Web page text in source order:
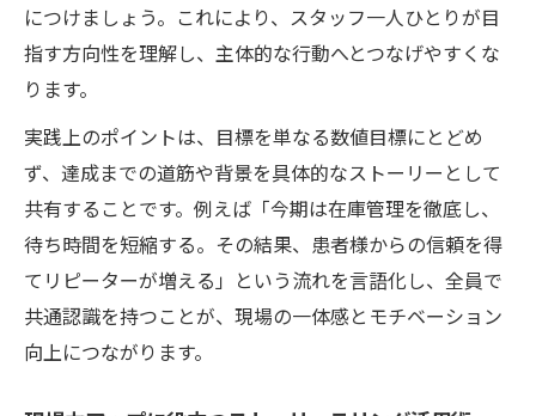
につけましょう。これにより、スタッフ一人ひとりが目
指す方向性を理解し、主体的な行動へとつなげやすくな
ります。
実践上のポイントは、目標を単なる数値目標にとどめ
ず、達成までの道筋や背景を具体的なストーリーとして
共有することです。例えば「今期は在庫管理を徹底し、
待ち時間を短縮する。その結果、患者様からの信頼を得
てリピーターが増える」という流れを言語化し、全員で
共通認識を持つことが、現場の一体感とモチベーション
向上につながります。